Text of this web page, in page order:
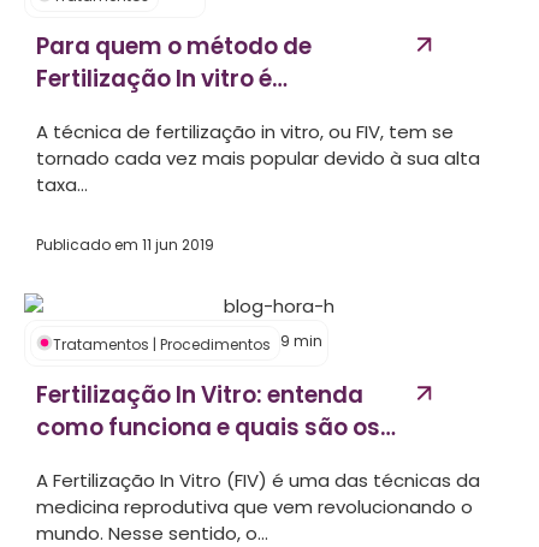
Para quem o método de
Fertilização In vitro é
A técnica de fertilização in vitro, ou FIV, tem se
tornado cada vez mais popular devido à sua alta
taxa...
Publicado em 11 jun 2019
Tratamentos | Procedimentos 9 min
Fertilização In Vitro: entenda
como funciona e quais são os
A Fertilização In Vitro (FIV) é uma das técnicas da
medicina reprodutiva que vem revolucionando o
mundo. Nesse sentido, o...